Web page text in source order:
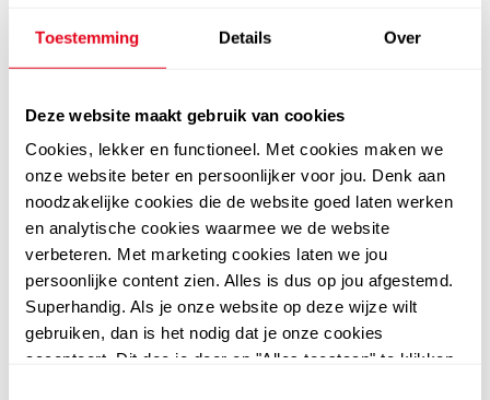
Toestemming Details Over
Deze website maakt gebruik van cookies
Cookies, lekker en functioneel. Met cookies maken we
onze website beter en persoonlijker voor jou. Denk aan
noodzakelijke cookies die de website goed laten werken
en analytische cookies waarmee we de website
verbeteren. Met marketing cookies laten we jou
persoonlijke content zien. Alles is dus op jou afgestemd.
Superhandig. Als je onze website op deze wijze wilt
gebruiken, dan is het nodig dat je onze cookies
accepteert. Dit doe je door op "Alles toestaan" te klikken.